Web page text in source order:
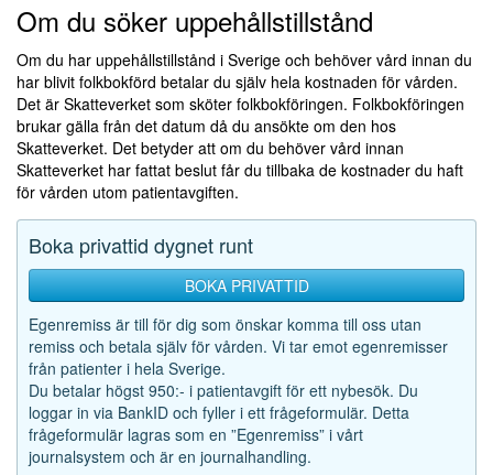
Om du söker uppehållstillstånd
Om du har uppehållstillstånd i Sverige och behöver vård innan du
har blivit folkbokförd betalar du själv hela kostnaden för vården.
Det är Skatteverket som sköter folkbokföringen. Folkbokföringen
brukar gälla från det datum då du ansökte om den hos
Skatteverket. Det betyder att om du behöver vård innan
Skatteverket har fattat beslut får du tillbaka de kostnader du haft
för vården utom patientavgiften.
Boka privattid dygnet runt
BOKA PRIVATTID
Egenremiss är till för dig som önskar komma till oss utan
remiss och betala själv för vården. Vi tar emot egenremisser
från patienter i hela Sverige.
Du betalar högst 950:- i patientavgift för ett nybesök. Du
loggar in via BankID och fyller i ett frågeformulär. Detta
frågeformulär lagras som en ”Egenremiss” i vårt
journalsystem och är en journalhandling.